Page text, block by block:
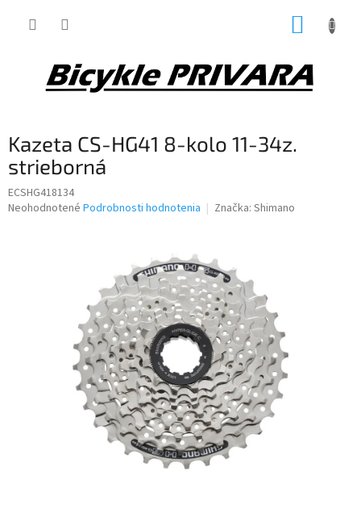
Kazeta CS-HG41 8-kolo 11-34z.
strieborná
ECSHG418134
Priemerné
Neohodnotené Podrobnosti hodnotenia Značka: Shimano